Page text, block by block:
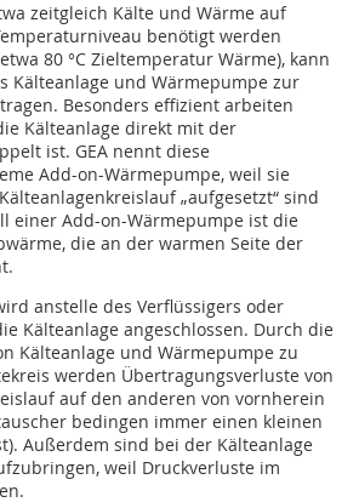
zeitgleich Kälte und Wärme auf
benötigt werden
80 °C Zieltemperatur Wärme), kann
Kälteanlage und Wärmepumpe zur
Besonders effizient arbeiten
Kälteanlage direkt mit der
ist. GEA nennt diese
Add-on-Wärmepumpe, weil sie
„aufgesetzt“ sind
einer Add-on-Wärmepumpe ist die
die an der warmen Seite der
anstelle des Verflüssigers oder
Kälteanlage angeschlossen. Durch die
Kälteanlage und Wärmepumpe zu
werden Übertragungsverluste von
auf den anderen von vornherein
bedingen immer einen kleinen
Außerdem sind bei der Kälteanlage
weil Druckverluste im